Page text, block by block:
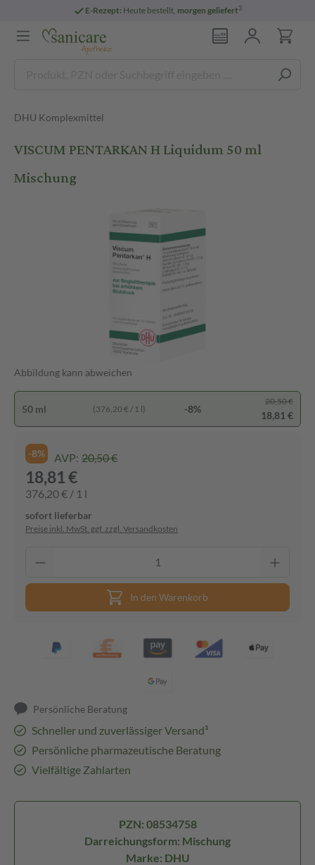
E-Rezept: Heute bestellt, morgen geliefert3
DHU Komplexmittel
VISCUM PENTARKAN H Liquidum 50 ml
Mischung
Abbildung kann abweichen
50 ml (376,20 € / 1 l) -8%
20,50 €
18,81 €
-8% AVP: 20,50 €
18,81 €
376,20 € / 1 l
sofort lieferbar
Preise inkl. MwSt. ggf. zzgl. Versandkosten
In den Warenkorb
Persönliche Beratung
Schneller und zuverlässiger Versand³
Persönliche pharmazeutische Beratung
Vielfältige Zahlarten
PZN: 08534758
Darreichungsform: Mischung
Marke: DHU